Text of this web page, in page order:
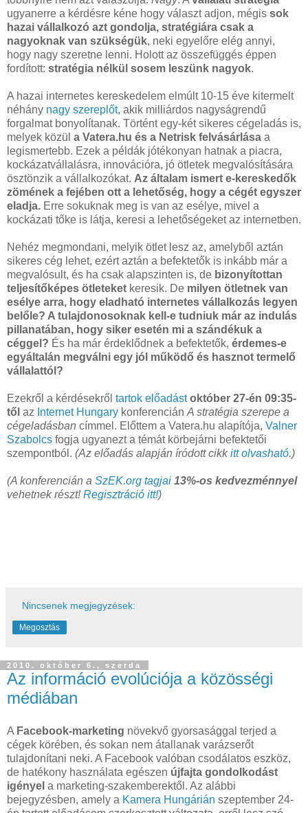
ugyanerre a kérdésre kéne hogy választ adjon, mégis sok
hazai vállalkozó azt gondolja, stratégiára csak a
nagyoknak van szükségük, neki egyelőre elég annyi,
hogy nagy szeretne lenni. Holott az összefüggés éppen
fordított: stratégia nélkül sosem leszünk nagyok.
A hazai internetes kereskedelem elmúlt 10-15 éve kitermelt
néhány nagy szereplőt, akik milliárdos nagyságrendű
forgalmat bonyolítanak. Történt egy-két sikeres cégeladás is,
melyek közül a Vatera.hu és a Netrisk felvásárlása a
legismertebb. Ezek a példák jótékonyan hatnak a piacra,
kockázatvállalásra, innovációra, jó ötletek megvalósítására
ösztönzik a vállalkozókat. Az általam ismert e-kereskedők
zömének a fejében ott a lehetőség, hogy a cégét egyszer
eladja. Erre sokuknak meg is van az esélye, mivel a
kockázati tőke is látja, keresi a lehetőségeket az internetben.
Nehéz megmondani, melyik ötlet lesz az, amelyből aztán
sikeres cég lehet, ezért aztán a befektetők is inkább már a
megvalósult, és ha csak alapszinten is, de bizonyítottan
teljesítőképes ötleteket keresik. De milyen ötletnek van
esélye arra, hogy eladható internetes vállalkozás legyen
belőle? A tulajdonosoknak kell-e tudniuk már az indulás
pillanatában, hogy siker esetén mi a szándékuk a
céggel? És ha már érdeklődnek a befektetők, érdemes-e
egyáltalán megválni egy jól működő és hasznot termelő
vállalattól?
Ezekről a kérdésekről tartok előadást október 27-én 09:35-
től az Internet Hungary konferencián A stratégia szerepe a
cégeladásban címmel. Előttem a Vatera.hu alapítója, Valner
Szabolcs fogja ugyanezt a témát körbejárni befektetői
szempontból. (Az előadás alapján íródott cikkitt olvasható.)
(A konferencián a SzEK.org tagjai 13%-os kedvezménnyel
vehetnek részt!Regisztráció itt!)
Nincsenek megjegyzések:
Megosztás
2010. október 6., szerda
Az információ evolúciója a közösségi
médiában
A Facebook-marketing növekvő gyorsasággal terjed a
cégek körében, és sokan nem átallanak varázserőt
tulajdonítani neki. A Facebook valóban csodálatos eszköz,
de hatékony használata egészen újfajta gondolkodást
igényel a marketing-szakemberektől. Az alábbi
bejegyzésben, amely a Kamera Hungárián szeptember 24-